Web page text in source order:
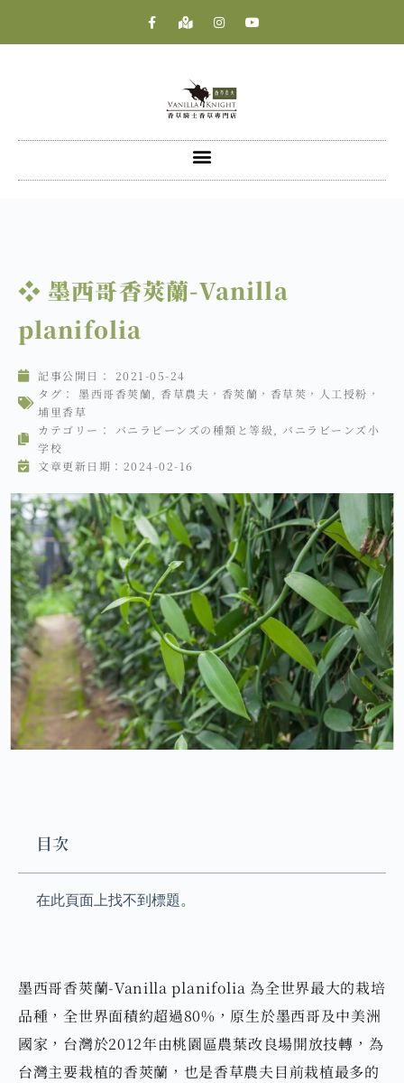
❖ 墨西哥香莢蘭-Vanilla
planifolia
記事公開日：
2021-05-24
タグ：
墨西哥香莢蘭
香草農夫，香莢蘭，香草莢，人工授粉，
埔里香草
カテゴリー：
バニラビーンズの種類と等級
バニラビーンズ小
学校
文章更新日期：2024-02-16
目次
在此頁面上找不到標題。
墨西哥香莢蘭-Vanilla planifolia 為全世界最大的栽培
品種，全世界面積約超過80%，原生於墨西哥及中美洲
國家，台灣於2012年由桃園區農葉改良場開放技轉，為
台灣主要栽植的香莢蘭，也是香草農夫目前栽植最多的